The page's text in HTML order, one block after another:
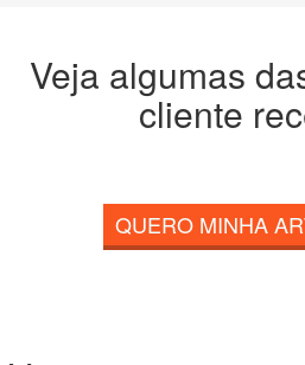
Veja algumas
cliente
QUERO MINHA